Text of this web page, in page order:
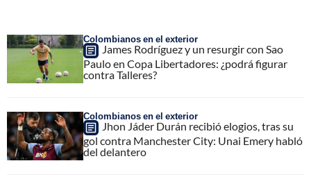
Colombianos en el exterior
James Rodríguez y un resurgir con Sao
Paulo en Copa Libertadores: ¿podrá figurar
contra Talleres?
Colombianos en el exterior
Jhon Jáder Durán recibió elogios, tras su
gol contra Manchester City: Unai Emery habló
del delantero